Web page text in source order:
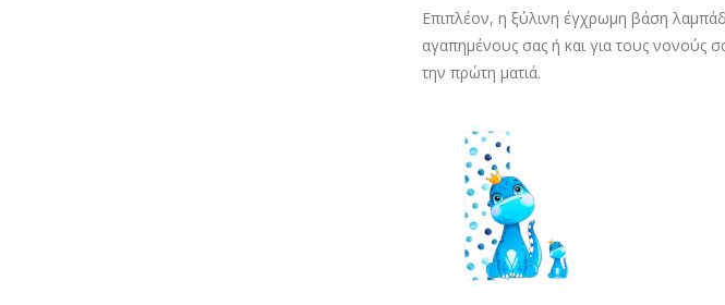
Επιπλέον, η ξύλινη έγχρωμη βάση
αγαπημένους σας ή και για τους νονούς
την πρώτη ματιά.